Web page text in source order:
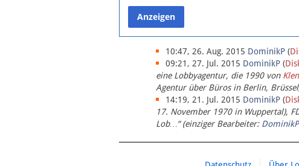
10:47, 26. Aug. 2015 DominikP (
09:21, 27. Jul. 2015 DominikP (
eine Lobbyagentur, die 1990 von
Agentur über Büros in Berlin,
14:19, 21. Jul. 2015 DominikP (
17. November 1970 in Wuppertal),
Lob…“ (einziger Bearbeiter: DominikP